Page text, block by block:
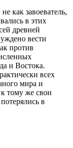
как завоеватель,
в этих
древней
вести
против
и Востока.
всех
мира и
тому же свои
в